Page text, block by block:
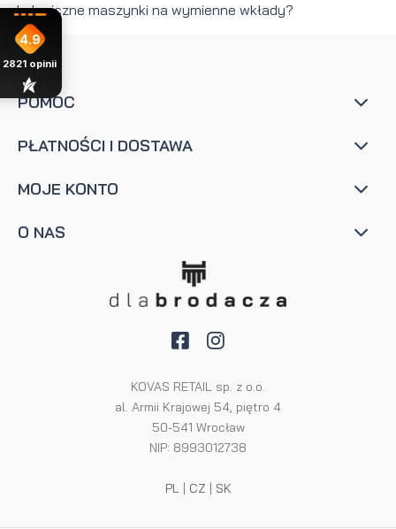
ekologiczne maszynki na wymienne wkłady?
POMOC
PŁATNOŚCI I DOSTAWA
MOJE KONTO
O NAS
KOVAS RETAIL sp. z o.o.
al. Armii Krajowej 54, piętro 4
50-541 Wrocław
NIP: 8993012738
PL| CZ SK
4.9
2821 opinii